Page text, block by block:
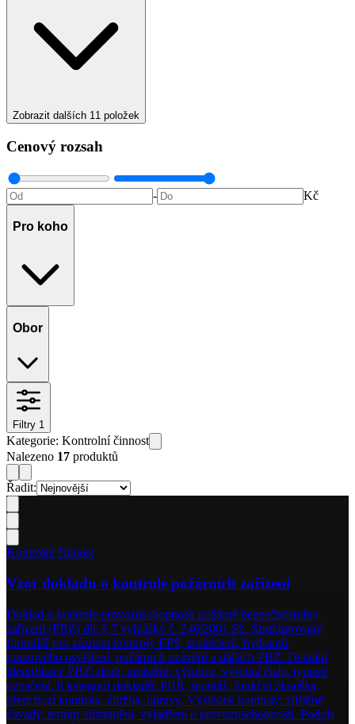
Zobrazit dalších 11 položek
Cenový rozsah
- Kč
Pro koho
Obor
Filtry 1
Kategorie: Kontrolní činnost
Nalezeno 17 produktů
Řadit:
Kontrolní činnost
Vzor dokladu o kontrole požárních zařízení
Doklad o kontrole provozuschopnosti požárně bezpečnostního
zařízení (PBZ) dle § 7 vyhlášky č. 246/2001 Sb. Strukturovaný
formulář pro záznam kontroly EPS, sprinklerů, hydrantů,
nouzového osvětlení, požárních uzávěrů a dalších PBZ. Detailní
identifikace PBZ: druh, umístění, výrobce, výrobní číslo, typové
označení. 6 kategorií dokladů: PBŘ, montáž, funkční zkouška,
předchozí kontrola, údržba, opravy. Výsledek kontroly: zjištěné
závady, termín odstranění, vyjádření o provozuschopnosti. Podpis